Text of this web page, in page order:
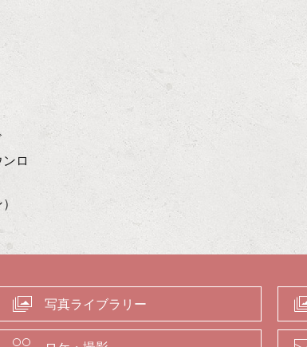
ロ
写真ライブラリー